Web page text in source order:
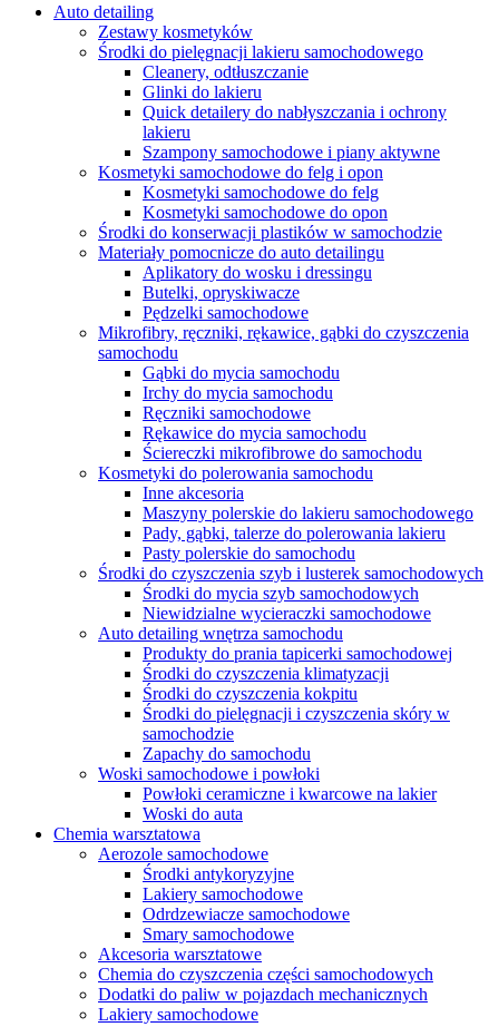
Auto detailing
Zestawy kosmetyków
Środki do pielęgnacji lakieru samochodowego
Cleanery, odtłuszczanie
Glinki do lakieru
Quick detailery do nabłyszczania i ochrony
lakieru
Szampony samochodowe i piany aktywne
Kosmetyki samochodowe do felg i opon
Kosmetyki samochodowe do felg
Kosmetyki samochodowe do opon
Środki do konserwacji plastików w samochodzie
Materiały pomocnicze do auto detailingu
Aplikatory do wosku i dressingu
Butelki, opryskiwacze
Pędzelki samochodowe
Mikrofibry, ręczniki, rękawice, gąbki do czyszczenia
samochodu
Gąbki do mycia samochodu
Irchy do mycia samochodu
Ręczniki samochodowe
Rękawice do mycia samochodu
Ściereczki mikrofibrowe do samochodu
Kosmetyki do polerowania samochodu
Inne akcesoria
Maszyny polerskie do lakieru samochodowego
Pady, gąbki, talerze do polerowania lakieru
Pasty polerskie do samochodu
Środki do czyszczenia szyb i lusterek samochodowych
Środki do mycia szyb samochodowych
Niewidzialne wycieraczki samochodowe
Auto detailing wnętrza samochodu
Produkty do prania tapicerki samochodowej
Środki do czyszczenia klimatyzacji
Środki do czyszczenia kokpitu
Środki do pielęgnacji i czyszczenia skóry w
samochodzie
Zapachy do samochodu
Woski samochodowe i powłoki
Powłoki ceramiczne i kwarcowe na lakier
Woski do auta
Chemia warsztatowa
Aerozole samochodowe
Środki antykoryzyjne
Lakiery samochodowe
Odrdzewiacze samochodowe
Smary samochodowe
Akcesoria warsztatowe
Chemia do czyszczenia części samochodowych
Dodatki do paliw w pojazdach mechanicznych
Lakiery samochodowe